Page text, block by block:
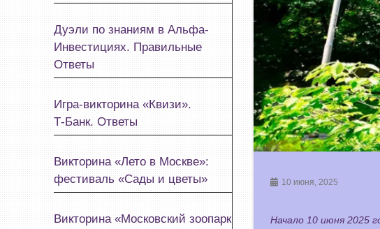
10 июня, 2025
Начало 10 июня 2025
Дуэли по знаниям в Альфа-
Инвестициях. Правильные
Ответы
Игра-викторина «Квизи».
Т‑Банк. Ответы
Викторина «Лето в Москве»:
фестиваль «Сады и цветы»
Викторина «Московский зоопарк